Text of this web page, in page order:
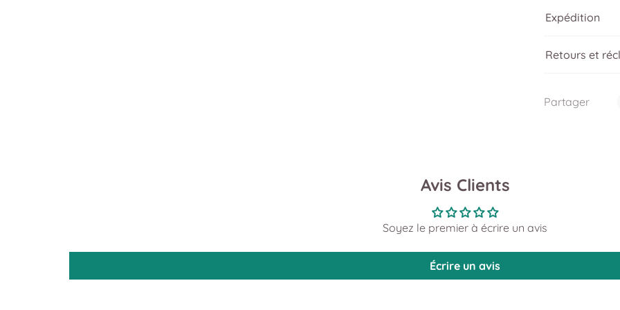
Expédition
Retours et
Partager
Avis Clients
Soyez le premier à écrire un avis
Écrire un avis